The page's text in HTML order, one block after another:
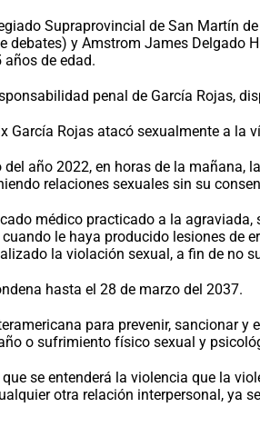
Supraprovincial de San Martín
debates) y Amstrom James
de edad.
penal de García Rojas,
García Rojas atacó sexualmente a la
año 2022, en horas de la
relaciones sexuales sin su
médico practicado a la
le haya producido lesiones de
la violación sexual, a fin de no
hasta el 28 de marzo del 2037.
para prevenir, sancionar
o sufrimiento físico sexual y
se entenderá la violencia que la
otra relación interpersonal, ya